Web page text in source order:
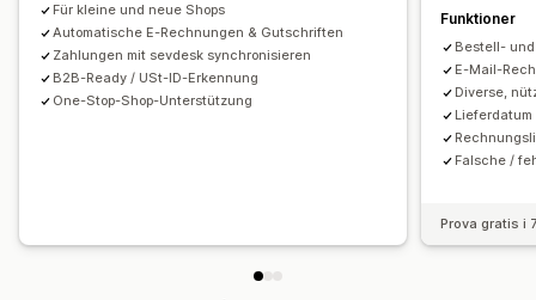
Daglig försäljningssammanfattning Orderinformation
Transaktioner Kunder Lager och produkt
Lagersynkronisering i realtid
Automatisering av e-postmeddelanden
PDF-generering
Utskrift och export Rapporter
Informationssäkerhet
Für kleine und neue Shops
Automatische E-Rechnungen & Gutschriften
Zahlungen mit sevdesk synchronisieren
B2B-Ready / USt-ID-Erkennung
One-Stop-Shop-Unterstützung
Funktioner
Bestell-
E-Mail-
Diverse,
Falsche /
Prova gratis i